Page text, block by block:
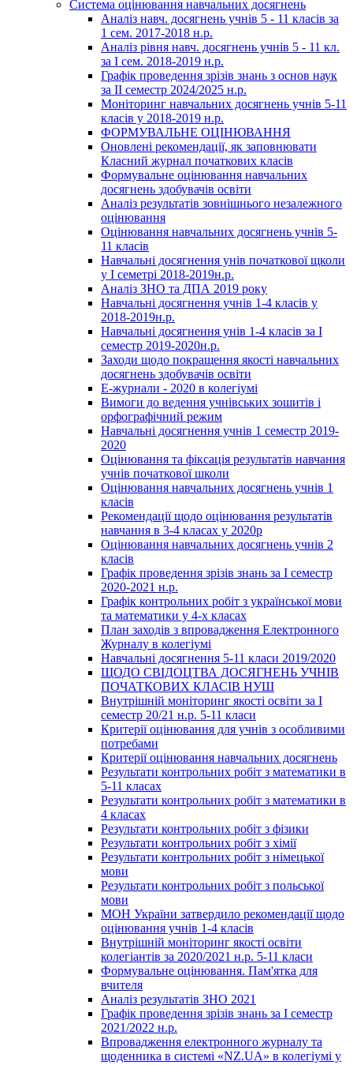
Система оцінювання навчальних досягнень
Аналіз навч. досягнень учнів 5 - 11 класів за
1 сем. 2017-2018 н.р.
Аналіз рівня навч. досягнень учнів 5 - 11 кл.
за І сем. 2018-2019 н.р.
Графік проведення зрізів знань з основ наук
за ІІ семестр 2024/2025 н.р.
Моніторинг навчальних досягнень учнів 5-11
класів у 2018-2019 н.р.
ФОРМУВАЛЬНЕ ОЦІНЮВАННЯ
Оновлені рекомендації, як заповнювати
Класний журнал початкових класів
Формувальне оцінювання навчальних
досягнень здобувачів освіти
Аналіз результатів зовнішнього незалежного
оцінювання
Оцінювання навчальних досягнень учнів 5-
11 класів
Навчальні досягнення унів початкової щколи
у І семетрі 2018-2019н.р.
Аналіз ЗНО та ДПА 2019 року
Навчальні досягнення учнів 1-4 класів у
2018-2019н.р.
Навчальні досягнення унів 1-4 класів за І
семестр 2019-2020н.р.
Заходи щодо покращення якості навчальних
досягнень здобувачів освіти
Е-журнали - 2020 в колегіумі
Вимоги до ведення учнівських зошитів і
орфографічний режим
Навчальні досягнення учнів 1 семестр 2019-
2020
Оцінювання та фіксація результатів навчання
учнів початкової школи
Оцінювання навчальних досягнень учнів 1
класів
Рекомендації щодо оцінювання результатів
навчання в 3-4 класах у 2020р
Оцінювання навчальних досягнень учнів 2
класів
Графік проведення зрізів знань за І семестр
2020-2021 н.р.
Графік контрольних робіт з української мови
та математики у 4-х класах
План заходів з впровадження Електронного
Журналу в колегіумі
Навчальні досягнення 5-11 класи 2019/2020
ЩОДО СВІДОЦТВА ДОСЯГНЕНЬ УЧНІВ
ПОЧАТКОВИХ КЛАСІВ НУШ
Внутрішній моніторинг якості освіти за І
семестр 20/21 н.р. 5-11 класи
Критерії оцінювання для учнів з особливими
потребами
Критерії оцінювання навчальних досягнень
Результати контрольних робіт з математики в
5-11 класах
Результати контрольних робіт з математики в
4 класах
Результати контрольних робіт з фізики
Результати контрольних робіт з хімії
Результати контрольних робіт з німецької
мови
Результати контрольних робіт з польської
мови
МОН України затвердило рекомендації щодо
оцінювання учнів 1-4 класів
Внутрішній моніторинг якості освіти
колегіантів за 2020/2021 н.р. 5-11 класи
Формувальне оцінювання. Пам'ятка для
вчителя
Аналіз результатів ЗНО 2021
Графік проведення зрізів знань за І семестр
2021/2022 н.р.
Впровадження електронного журналу та
щоденника в системі «NZ.UA» в колегіумі у